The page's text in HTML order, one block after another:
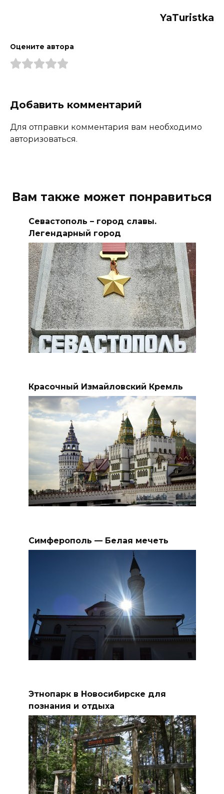
YaTuristka
Оцените автора
Добавить комментарий
Для отправки комментария вам необходимо
авторизоваться.
Вам также может понравиться
Севастополь – город славы.
Легендарный город
Красочный Измайловский Кремль
Симферополь — Белая мечеть
Этнопарк в Новосибирске для
познания и отдыха